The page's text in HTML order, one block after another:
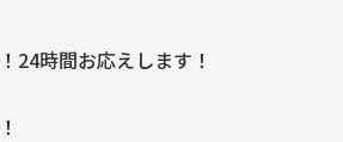
24時間お応えします！